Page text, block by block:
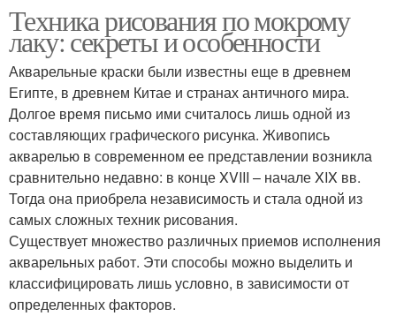
Техника рисования по мокрому
лаку: секреты и особенности
Акварельные краски были известны еще в древнем
Египте, в древнем Китае и странах античного мира.
Долгое время письмо ими считалось лишь одной из
составляющих графического рисунка. Живопись
акварелью в современном ее представлении возникла
сравнительно недавно: в конце XVIII – начале XIX вв.
Тогда она приобрела независимость и стала одной из
самых сложных техник рисования.
Существует множество различных приемов исполнения
акварельных работ. Эти способы можно выделить и
классифицировать лишь условно, в зависимости от
определенных факторов.